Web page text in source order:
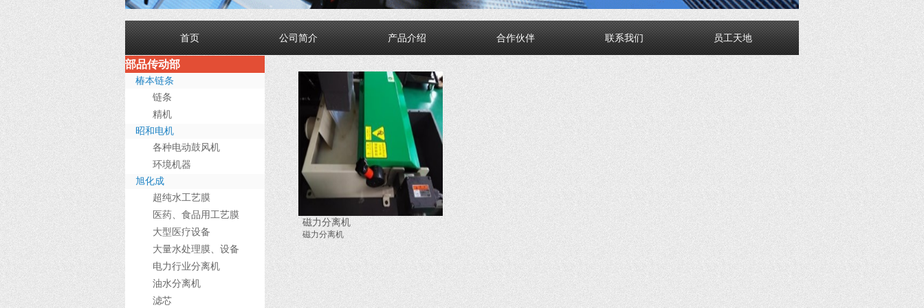
首页 公司简介 产品介绍 合作伙伴 联系我们 员工天地
部品传动部
椿本链条
链条
精机
昭和电机
各种电动鼓风机
环境机器
旭化成
超纯水工艺膜
医药、食品用工艺膜
大型医疗设备
大量水处理膜、设备
电力行业分离机
油水分离机
滤芯
磁力分离机
磁力分离机